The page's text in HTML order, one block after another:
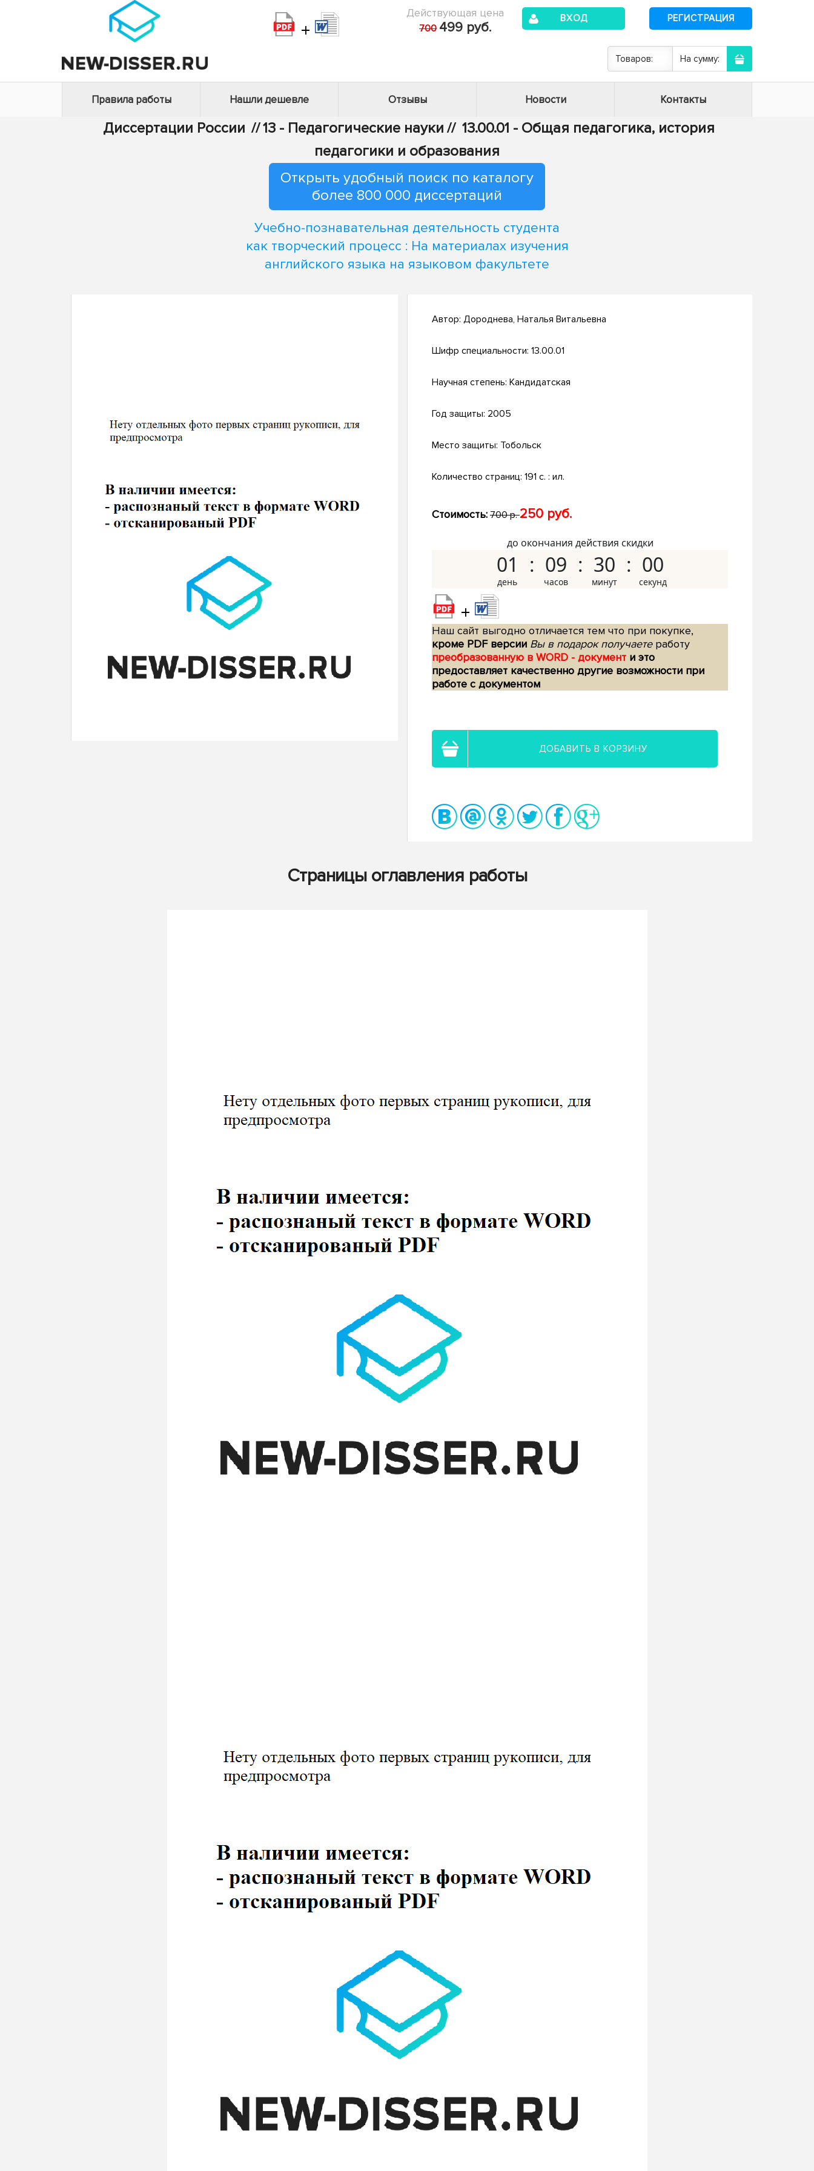
+
Действующая цена
700 499 руб.
ВХОД РЕГИСТРАЦИЯ
Товаров: На сумму:
Правила работы Нашли дешевле Отзывы Новости Контакты
Диссертации России //13 - Педагогические науки // 13.00.01 - Общая педагогика, история
педагогики и образования
Открыть удобный поиск по каталогу
более 800 000 диссертаций
Учебно-познавательная деятельность студента
как творческий процесс : На материалах изучения
английского языка на языковом факультете
Автор: Дороднева, Наталья Витальевна
Шифр специальности: 13.00.01
Научная степень: Кандидатская
Год защиты: 2005
Место защиты: Тобольск
Количество страниц: 191 с. : ил.
Стоимость: 700 р.250 руб.
до окончания действия скидки
01 09 29 59
+
Наш сайт выгодно отличается тем что при покупке,
кроме PDF версии Вы в подарок получаетеработу
преобразованную в WORD - документ и это
предоставляет качественно другие возможности при
работе с документом
ДОБАВИТЬ В КОРЗИНУ
Страницы оглавления работы